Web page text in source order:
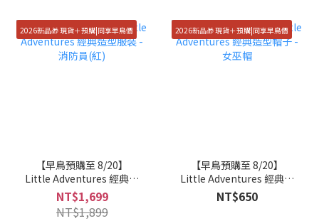
2026新品🎁 現貨＋預購|同享早鳥價
【早鳥預購至 8/20】
Little Adventures 經典造
型服裝 - 消防員(紅)
NT$1,699
NT$1,899
2026新品🎁 現貨＋預購|同享早鳥價
【早鳥預購至 8/20】
Little Adventures 經典造
型帽子 - 女巫帽
NT$650